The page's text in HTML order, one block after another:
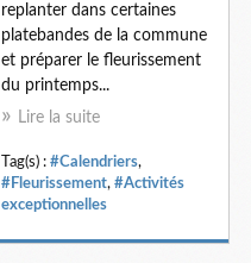
replanter dans certaines
platebandes de la commune
et préparer le fleurissement
du printemps...
Lire la suite
Tag(s) : #Calendriers,
#Fleurissement, #Activités
exceptionnelles